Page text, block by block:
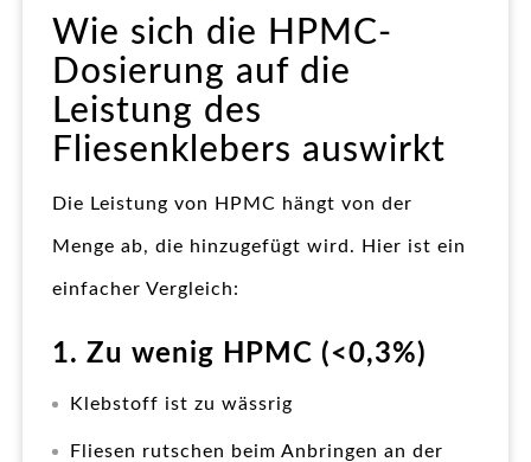
Wie sich die HPMC-
Dosierung auf die
Leistung des
Fliesenklebers auswirkt
Die Leistung von HPMC hängt von der
Menge ab, die hinzugefügt wird. Hier ist ein
einfacher Vergleich:
1. Zu wenig HPMC (<0,3%)
Klebstoff ist zu wässrig
Fliesen rutschen beim Anbringen an der